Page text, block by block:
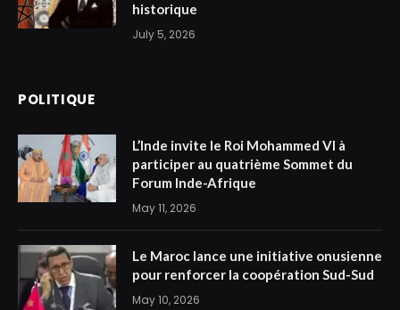
historique
July 5, 2026
POLITIQUE
L’Inde invite le Roi Mohammed VI à
participer au quatrième Sommet du
Forum Inde-Afrique
May 11, 2026
Le Maroc lance une initiative onusienne
pour renforcer la coopération Sud-Sud
May 10, 2026